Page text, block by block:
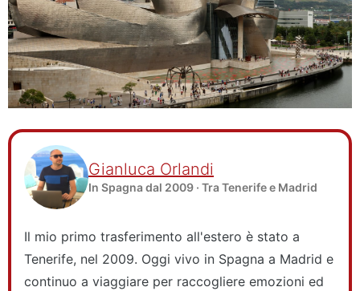
Gianluca Orlandi
In Spagna dal 2009 · Tra Tenerife e Madrid
Il mio primo trasferimento all'estero è stato a
Tenerife, nel 2009. Oggi vivo in Spagna a Madrid e
continuo a viaggiare per raccogliere emozioni ed